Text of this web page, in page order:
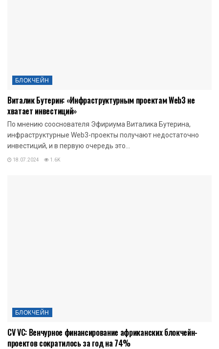
БЛОКЧЕЙН
Виталик Бутерин: «Инфраструктурным проектам Web3 не
хватает инвестиций»
По мнению сооснователя Эфириума Виталика Бутерина,
инфраструктурные Web3-проекты получают недостаточно
инвестиций, и в первую очередь это...
18.07.2024 1.6K
БЛОКЧЕЙН
CV VC: Венчурное финансирование африканских блокчейн-
проектов сократилось за год на 74%